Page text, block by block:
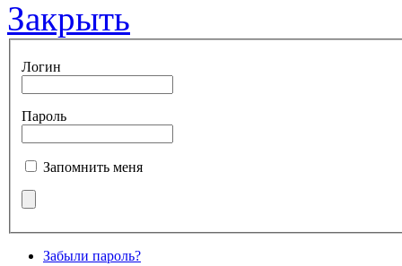
Закрыть
Логин
Пароль
Запомнить меня
Забыли пароль?